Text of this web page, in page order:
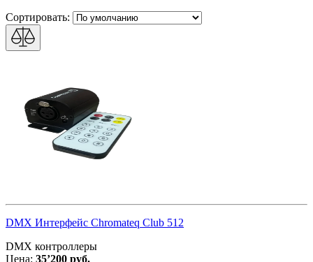
Сортировать:
DMX Интерфейс Chromateq Club 512
DMX контроллеры
Цена: 35’200 руб.